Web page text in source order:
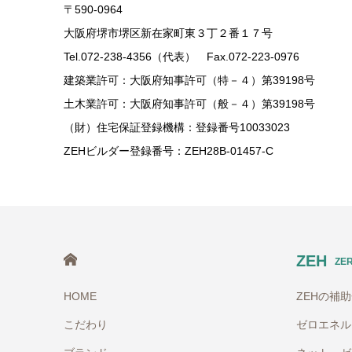
〒590-0964
大阪府堺市堺区新在家町東３丁２番１７号
Tel.072-238-4356（代表） Fax.072-223-0976
建築業許可：大阪府知事許可（特－４）第39198号
土木業許可：大阪府知事許可（般－４）第39198号
（財）住宅保証登録機構：登録番号10033023
ZEHビルダー登録番号：ZEH28B-01457-C
HOME
こだわり
ZEH
ZEHの補
ゼロエネ